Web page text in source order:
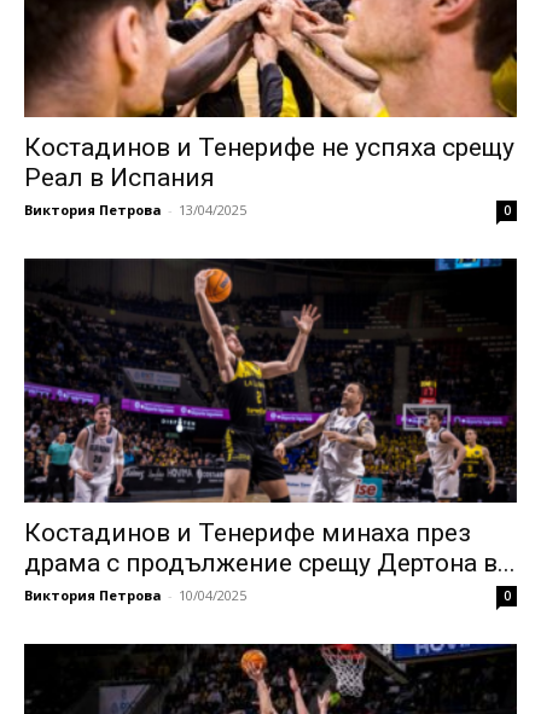
Костадинов и Тенерифе не успяха срещу
Реал в Испания
Виктория Петрова - 13/04/2025 0
Костадинов и Тенерифе минаха през
драма с продължение срещу Дертона в...
Виктория Петрова - 10/04/2025 0